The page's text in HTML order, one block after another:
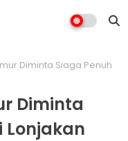
Diminta Siaga Penuh
Diminta
Lonjakan